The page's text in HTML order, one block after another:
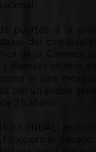
puertas a la
del cineasta
de la Cineteca
diversos objetos
al cine
con un precio
(INBAL)
el